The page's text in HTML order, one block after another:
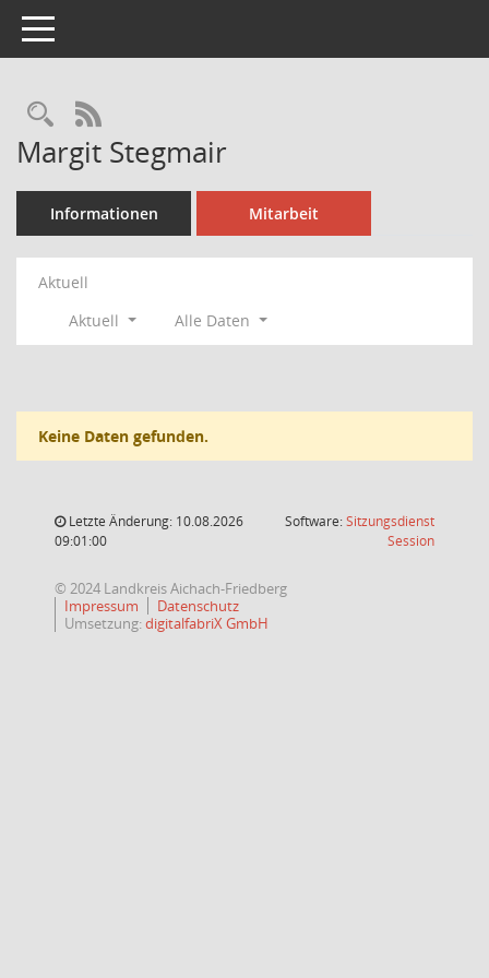
Toggle navigation
Rechercheauswahl
RSS-Feed
Margit Stegmair
Informationen Mitarbeit
Aktuell
Aktuell
Alle Daten
Keine Daten gefunden.
Letzte Änderung: 10.08.2026
09:01:00
Software:Sitzungsdienst
Session(Wird in
© 2024 Landkreis Aichach-Friedberg
Impressum
Datenschutz
Umsetzung:digitalfabriX GmbH